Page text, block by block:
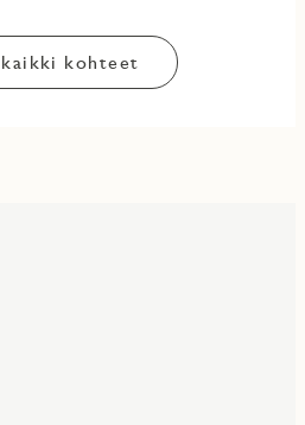
kohteet